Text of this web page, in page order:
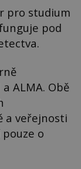
pro studium
pod
ALMA. Obě
a veřejnosti
o